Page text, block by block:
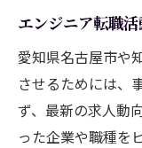
エンジニア転職
愛知県名古屋市や
させるためには、
ず、最新の求人動
った企業や職種を